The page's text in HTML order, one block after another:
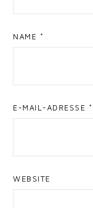
NAME *
E-MAIL-ADRESSE *
WEBSITE